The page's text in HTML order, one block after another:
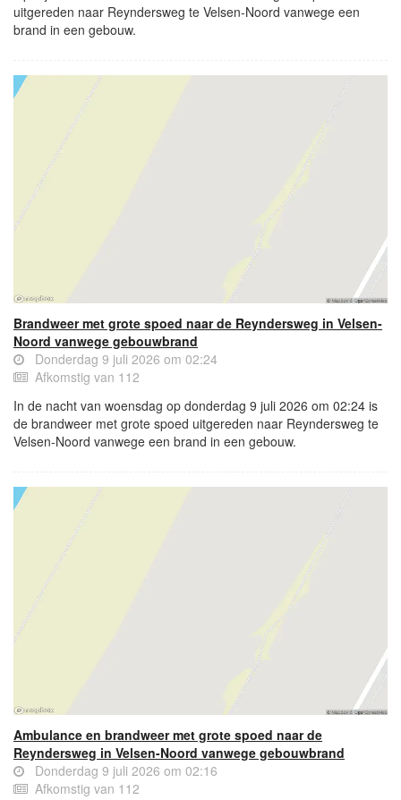
uitgereden naar Reyndersweg te Velsen-Noord vanwege een
brand in een gebouw.
Brandweer met grote spoed naar de Reyndersweg in Velsen-
Noord vanwege gebouwbrand
Donderdag 9 juli 2026 om 02:24
Afkomstig van 112
In de nacht van woensdag op donderdag 9 juli 2026 om 02:24 is
de brandweer met grote spoed uitgereden naar Reyndersweg te
Velsen-Noord vanwege een brand in een gebouw.
Ambulance en brandweer met grote spoed naar de
Reyndersweg in Velsen-Noord vanwege gebouwbrand
Donderdag 9 juli 2026 om 02:16
Afkomstig van 112